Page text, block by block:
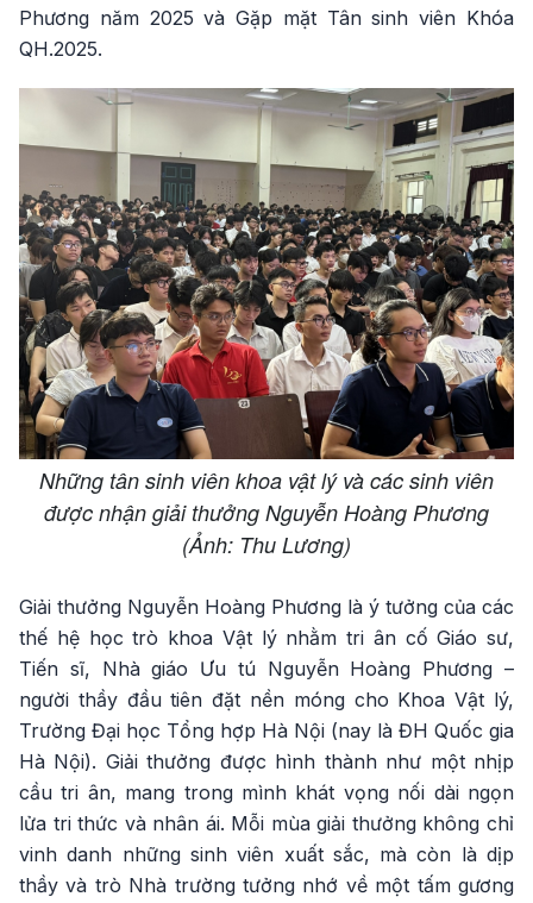
Phương năm 2025 và Gặp mặt Tân sinh viên Khóa
QH.2025.
Những tân sinh viên khoa vật lý và các sinh viên
được nhận giải thưởng Nguyễn Hoàng Phương
(Ảnh: Thu Lương)
Giải thưởng Nguyễn Hoàng Phương là ý tưởng của các
thế hệ học trò khoa Vật lý nhằm tri ân cố Giáo sư,
Tiến sĩ, Nhà giáo Ưu tú Nguyễn Hoàng Phương –
người thầy đầu tiên đặt nền móng cho Khoa Vật lý,
Trường Đại học Tổng hợp Hà Nội (nay là ĐH Quốc gia
Hà Nội). Giải thưởng được hình thành như một nhịp
cầu tri ân, mang trong mình khát vọng nối dài ngọn
lửa tri thức và nhân ái. Mỗi mùa giải thưởng không chỉ
vinh danh những sinh viên xuất sắc, mà còn là dịp
thầy và trò Nhà trường tưởng nhớ về một tấm gương